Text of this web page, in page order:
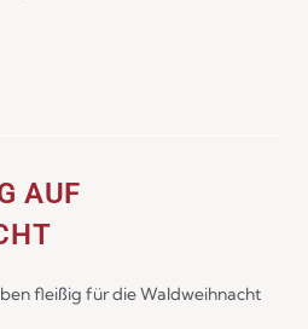
AUF
fleißig für die Waldweihnacht